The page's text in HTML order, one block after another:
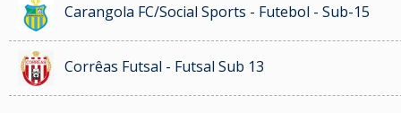
Carangola FC/Social Sports - Futebol - Sub-15
Corrêas Futsal - Futsal Sub 13